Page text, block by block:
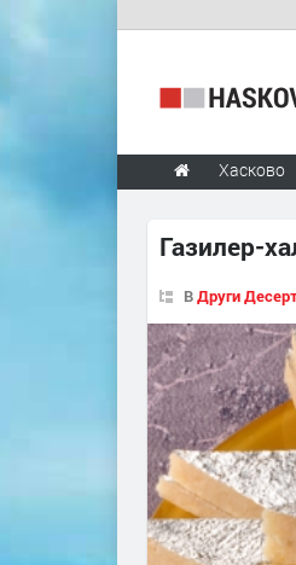
Хасково
Газилер-
ВДруги